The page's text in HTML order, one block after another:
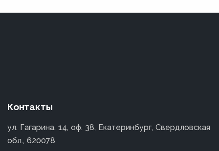
Контакты
ул. Гагарина, 14, оф. 38, Екатеринбург, Свердловская
обл., 620078